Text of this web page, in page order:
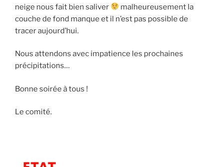
neige nous fait bien saliver
malheureusement la
couche de fond manque et il n’est pas possible de
tracer aujourd’hui.
Nous attendons avec impatience les prochaines
précipitations…
Bonne soirée à tous !
Le comité.